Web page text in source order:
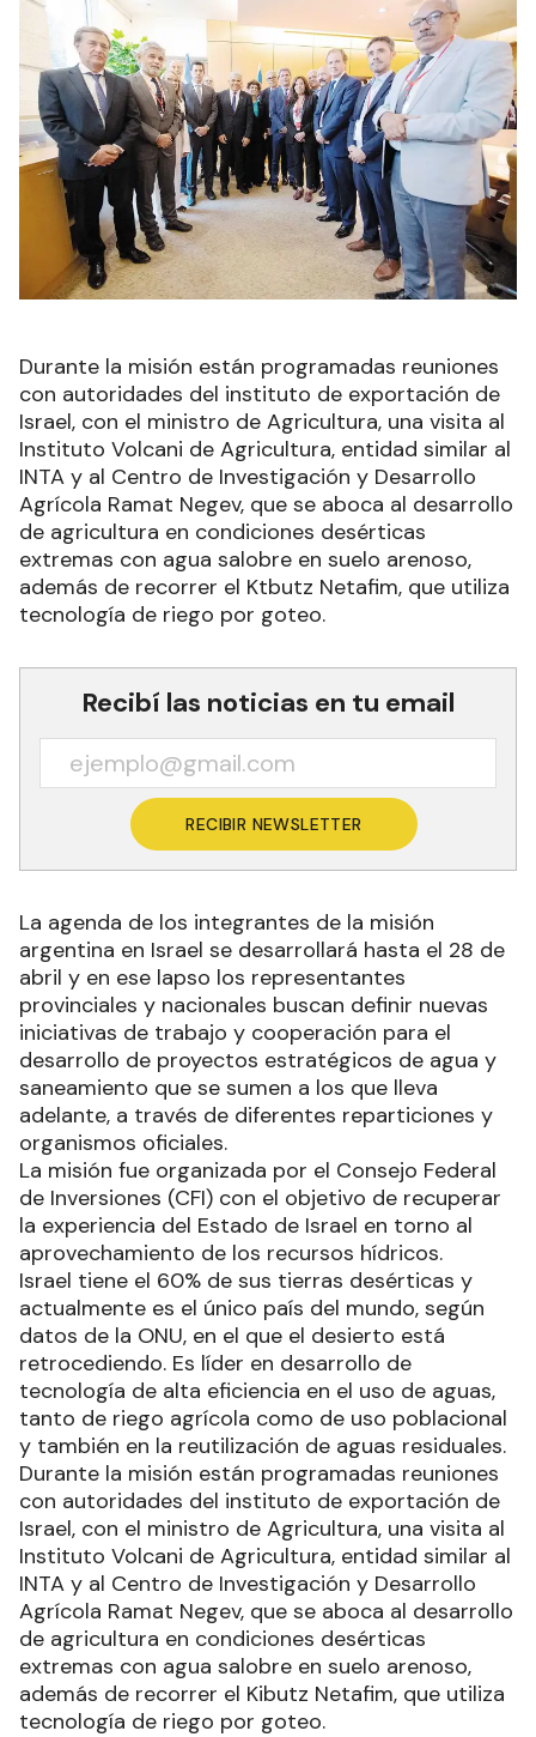
Durante la misión están programadas reuniones
con autoridades del instituto de exportación de
Israel, con el ministro de Agricultura, una visita al
Instituto Volcani de Agricultura, entidad similar al
INTA y al Centro de Investigación y Desarrollo
Agrícola Ramat Negev, que se aboca al desarrollo
de agricultura en condiciones desérticas
extremas con agua salobre en suelo arenoso,
además de recorrer el Ktbutz Netafim, que utiliza
tecnología de riego por goteo.
Recibí las noticias en tu email
RECIBIR NEWSLETTER
La agenda de los integrantes de la misión
argentina en Israel se desarrollará hasta el 28 de
abril y en ese lapso los representantes
provinciales y nacionales buscan definir nuevas
iniciativas de trabajo y cooperación para el
desarrollo de proyectos estratégicos de agua y
saneamiento que se sumen a los que lleva
adelante, a través de diferentes reparticiones y
organismos oficiales.
La misión fue organizada por el Consejo Federal
de Inversiones (CFI) con el objetivo de recuperar
la experiencia del Estado de Israel en torno al
aprovechamiento de los recursos hídricos.
Israel tiene el 60% de sus tierras desérticas y
actualmente es el único país del mundo, según
datos de la ONU, en el que el desierto está
retrocediendo. Es líder en desarrollo de
tecnología de alta eficiencia en el uso de aguas,
tanto de riego agrícola como de uso poblacional
y también en la reutilización de aguas residuales.
Durante la misión están programadas reuniones
con autoridades del instituto de exportación de
Israel, con el ministro de Agricultura, una visita al
Instituto Volcani de Agricultura, entidad similar al
INTA y al Centro de Investigación y Desarrollo
Agrícola Ramat Negev, que se aboca al desarrollo
de agricultura en condiciones desérticas
extremas con agua salobre en suelo arenoso,
además de recorrer el Kibutz Netafim, que utiliza
tecnología de riego por goteo.